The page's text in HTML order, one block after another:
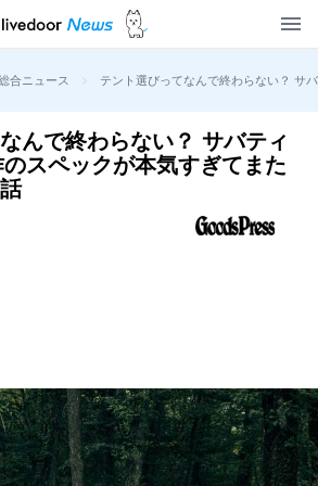
合ニュース > テント選びってなんで終わらない？ サ
んで終わらない？ サバティ
スペックが本気すぎてまた